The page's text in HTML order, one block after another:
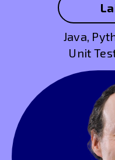
Java,
Unit